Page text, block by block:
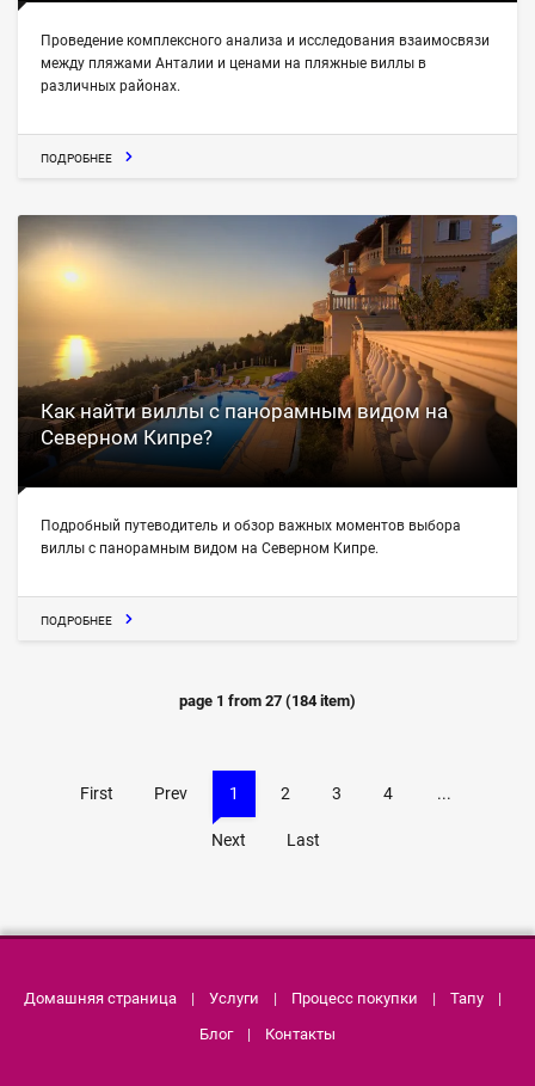
Проведение комплексного анализа и исследования взаимосвязи
между пляжами Анталии и ценами на пляжные виллы в
различных районах.
ПОДРОБНЕЕ
Как найти виллы с панорамным видом на
Северном Кипре?
Подробный путеводитель и обзор важных моментов выбора
виллы с панорамным видом на Северном Кипре.
ПОДРОБНЕЕ
page 1 from 27 (184item)
First Prev 1 2 3 4 ...
Next Last
Домашняя страница| Услуги | Процесс покупки | Тапу|
Блог| Контакты